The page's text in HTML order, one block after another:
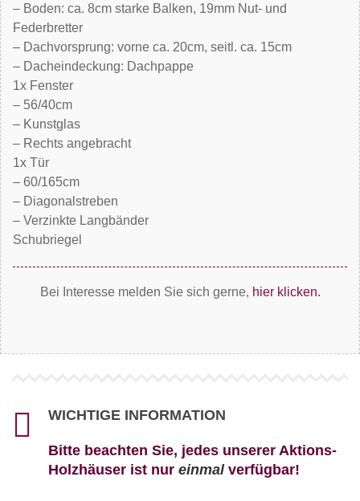
– Boden: ca. 8cm starke Balken, 19mm Nut- und
Federbretter
– Dachvorsprung: vorne ca. 20cm, seitl. ca. 15cm
– Dacheindeckung: Dachpappe
1x Fenster
– 56/40cm
– Kunstglas
– Rechts angebracht
1x Tür
– 60/165cm
– Diagonalstreben
– Verzinkte Langbänder
Schubriegel
Bei Interesse melden Sie sich gerne, hier klicken.
WICHTIGE INFORMATION
Bitte beachten Sie, jedes unserer Aktions-
Holzhäuser ist nur einmalverfügbar!